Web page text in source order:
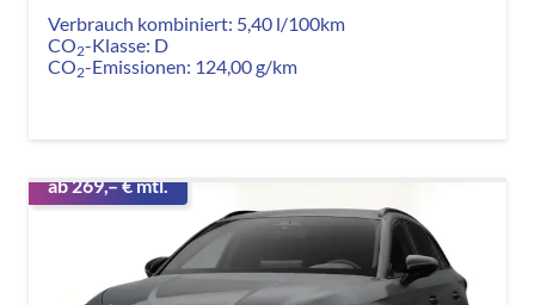
Verbrauch kombiniert: 5,40 l/100km
CO2-Klasse: D
CO2-Emissionen: 124,00 g/km
ab 269,– € mtl.